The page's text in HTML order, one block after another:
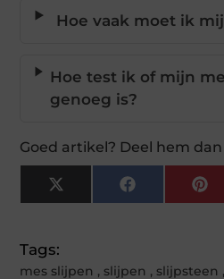
Hoe vaak moet ik
Hoe test ik of mijn
genoeg is?
Goed artikel? Deel hem dan
X
(Twitter)
Facebook
Tags:
mes slijpen , slijpen , slijpsteen